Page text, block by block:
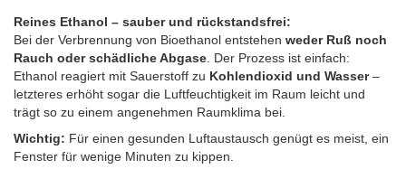
Reines Ethanol – sauber und rückstandsfrei:
Bei der Verbrennung von Bioethanol entstehen weder Ruß noch
Rauch oder schädliche Abgase . Der Prozess ist einfach:
Ethanol reagiert mit Sauerstoff zu Kohlendioxid und Wasser–
letzteres erhöht sogar die Luftfeuchtigkeit im Raum leicht und
trägt so zu einem angenehmen Raumklima bei.
Wichtig: Für einen gesunden Luftaustausch genügt es meist, ein
Fenster für wenige Minuten zu kippen.